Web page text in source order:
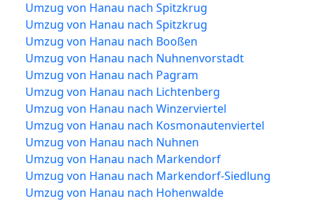
Umzug von Hanau nach Spitzkrug
Umzug von Hanau nach Spitzkrug
Umzug von Hanau nach Booßen
Umzug von Hanau nach Nuhnenvorstadt
Umzug von Hanau nach Pagram
Umzug von Hanau nach Lichtenberg
Umzug von Hanau nach Winzerviertel
Umzug von Hanau nach Kosmonautenviertel
Umzug von Hanau nach Nuhnen
Umzug von Hanau nach Markendorf
Umzug von Hanau nach Markendorf-Siedlung
Umzug von Hanau nach Hohenwalde